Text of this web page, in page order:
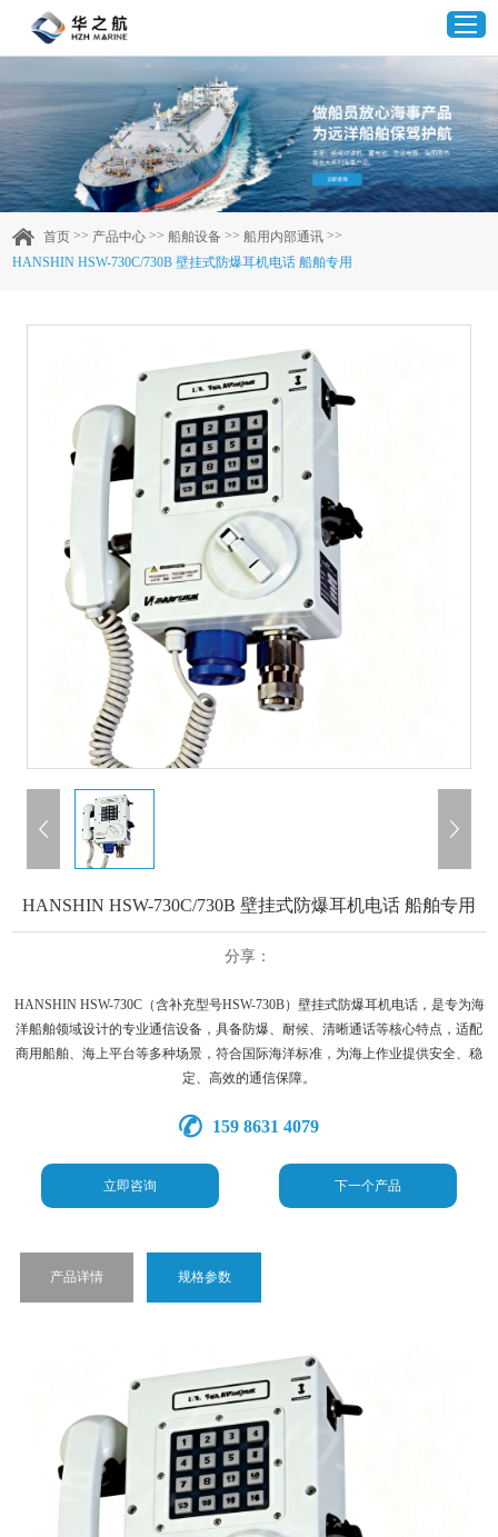
首页
产品中心
企业实力
客户案例
新闻资讯
联系我们
首页 >> 产品中心 >>船舶设备 >>船用内部通讯 >>
HANSHIN HSW-730C/730B 壁挂式防爆耳机电话 船舶专用
HANSHIN HSW-730C/730B 壁挂式防爆耳机电话 船舶专用
分享：
HANSHIN HSW-730C（含补充型号HSW-730B）壁挂式防爆耳机电话，是专为海
洋船舶领域设计的专业通信设备，具备防爆、耐候、清晰通话等核心特点，适配
商用船舶、海上平台等多种场景，符合国际海洋标准，为海上作业提供安全、稳
定、高效的通信保障。
159 8631 4079
立即咨询 下一个产品
产品详情 规格参数